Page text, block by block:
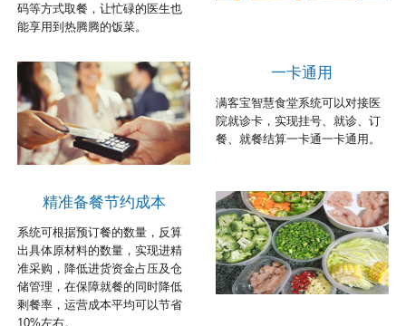
码等方式取餐，让忙碌的医生也
能享用到热腾腾的饭菜。
一卡通用
满客宝智慧食堂系统可以对接医
院就诊卡，实现挂号、就诊、订
餐、就餐结算一卡通一卡通用。
精准备餐节约成本
系统可根据预订餐的数量，反算
出具体原材料的数量，实现进精
准采购，降低进货资金占压及仓
储管理，在保障就餐的同时降低
剩餐率，运营成本平均可以节省
10%左右。